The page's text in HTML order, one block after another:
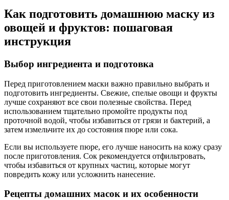
Как подготовить домашнюю маску из
овощей и фруктов: пошаговая
инструкция
Выбор ингредиента и подготовка
Перед приготовлением маски важно правильно выбрать и
подготовить ингредиенты. Свежие, спелые овощи и фрукты
лучше сохраняют все свои полезные свойства. Перед
использованием тщательно промойте продукты под
проточной водой, чтобы избавиться от грязи и бактерий, а
затем измельчите их до состояния пюре или сока.
Если вы используете пюре, его лучше наносить на кожу сразу
после приготовления. Сок рекомендуется отфильтровать,
чтобы избавиться от крупных частиц, которые могут
повредить кожу или усложнить нанесение.
Рецепты домашних масок и их особенности